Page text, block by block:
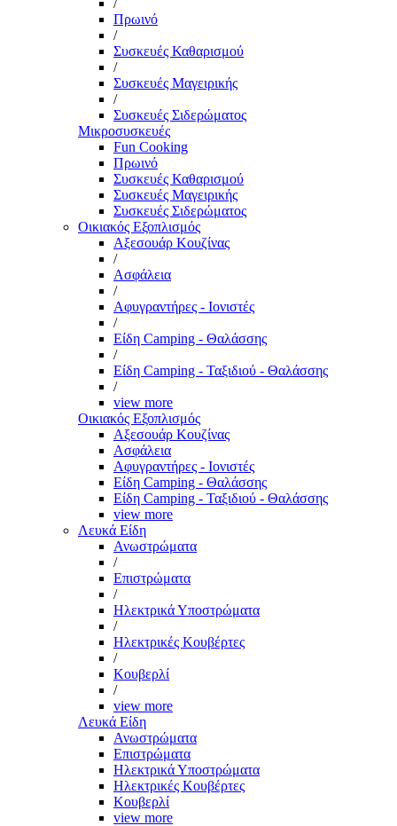
/
Πρωινό
/
Συσκευές Καθαρισμού
/
Συσκευές Μαγειρικής
/
Συσκευές Σιδερώματος
Μικροσυσκευές
Fun Cooking
Πρωινό
Συσκευές Καθαρισμού
Συσκευές Μαγειρικής
Συσκευές Σιδερώματος
Οικιακός Εξοπλισμός
Αξεσουάρ Κουζίνας
/
Ασφάλεια
/
Αφυγραντήρες - Ιονιστές
/
Είδη Camping - Θαλάσσης
/
Είδη Camping - Ταξιδιού - Θαλάσσης
/
view more
Οικιακός Εξοπλισμός
Αξεσουάρ Κουζίνας
Ασφάλεια
Αφυγραντήρες - Ιονιστές
Είδη Camping - Θαλάσσης
Είδη Camping - Ταξιδιού - Θαλάσσης
view more
Λευκά Είδη
Ανωστρώματα
/
Επιστρώματα
/
Ηλεκτρικά Υποστρώματα
/
Ηλεκτρικές Κουβέρτες
/
Κουβερλί
/
view more
Λευκά Είδη
Ανωστρώματα
Επιστρώματα
Ηλεκτρικά Υποστρώματα
Ηλεκτρικές Κουβέρτες
Κουβερλί
view more